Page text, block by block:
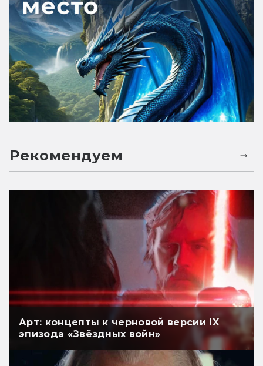
Рекомендуем
Арт: концепты к черновой версии IX
эпизода «Звёздных войн»